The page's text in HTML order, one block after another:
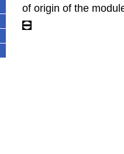
of origin of the